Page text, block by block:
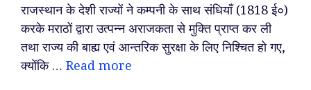
राजस्थान के देशी राज्यों ने कम्पनी के साथ संधियाँ (1818 ई०)
करके मराठों द्वारा उत्पन्न अराजकता से मुक्ति प्राप्त कर ली
तथा राज्य की बाह्य एवं आन्तरिक सुरक्षा के लिए निश्चित हो गए,
क्योंकि … Read more